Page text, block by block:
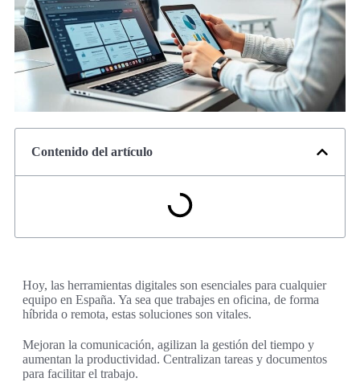
Contenido del artículo
Hoy, las herramientas digitales son esenciales para cualquier
equipo en España. Ya sea que trabajes en oficina, de forma
híbrida o remota, estas soluciones son vitales.
Mejoran la comunicación, agilizan la gestión del tiempo y
aumentan la productividad. Centralizan tareas y documentos
para facilitar el trabajo.